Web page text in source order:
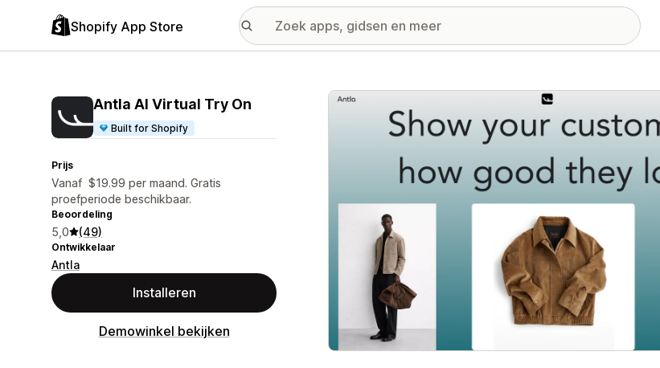
Shopify App Store
Antla AI Virtual Try On
Built for Shopify
Prijs
Vanaf $19.99 per maand. Gratis
proefperiode beschikbaar.
Beoordeling
5,0 (49)
Ontwikkelaar
Antla
Installeren
Demowinkel bekijken
Galerij met uitgelichte afbeeldingen